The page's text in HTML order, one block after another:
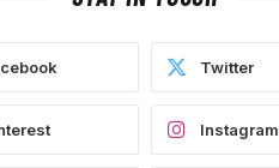
Twitter
Instagram